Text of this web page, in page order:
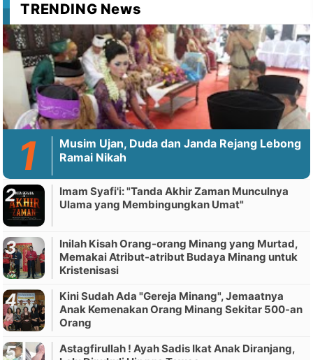
TRENDING News
Musim Ujan, Duda dan Janda Rejang Lebong
Ramai Nikah
Imam Syafi'i: "Tanda Akhir Zaman Munculnya
Ulama yang Membingungkan Umat"
Inilah Kisah Orang-orang Minang yang Murtad,
Memakai Atribut-atribut Budaya Minang untuk
Kristenisasi
Kini Sudah Ada "Gereja Minang", Jemaatnya
Anak Kemenakan Orang Minang Sekitar 500-an
Orang
Astagfirullah ! Ayah Sadis Ikat Anak Diranjang,